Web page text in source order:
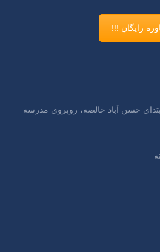
رایگان !!!
حسن آباد خالصه، روبروی مدرسه